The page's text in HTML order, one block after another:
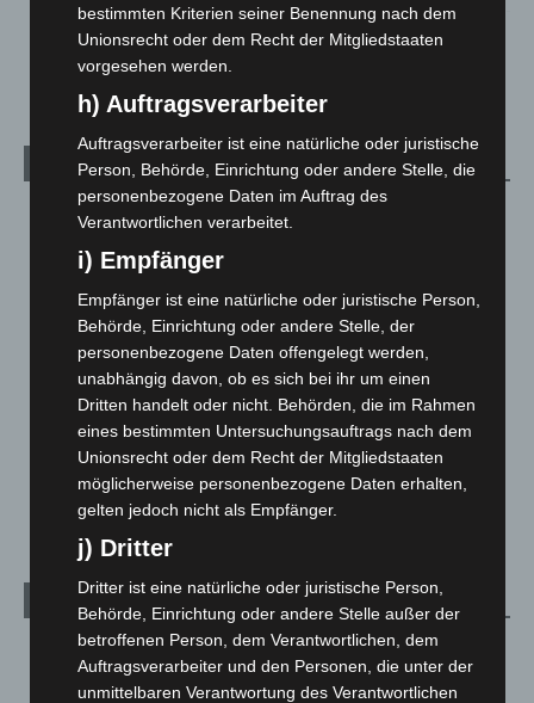
Celle: Mensch stirbt bei Bagger-Unfall auf Baustelle
5. August 2026
Kategorien
Blaulicht
Corona-News
Langenhagen und Ortsteile
Leserbriefe
Menschen
Über uns
Veranstaltungen
August 2026(14)
Juli 2026(73)
bestimmten Kriterien seiner Benennung nach dem
Unionsrecht oder dem Recht der Mitgliedstaaten
vorgesehen werden.
h) Auftragsverarbeiter
Auftragsverarbeiter ist eine natürliche oder juristische
Person, Behörde, Einrichtung oder andere Stelle, die
personenbezogene Daten im Auftrag des
Verantwortlichen verarbeitet.
i) Empfänger
Empfänger ist eine natürliche oder juristische Person,
Behörde, Einrichtung oder andere Stelle, der
personenbezogene Daten offengelegt werden,
unabhängig davon, ob es sich bei ihr um einen
Dritten handelt oder nicht. Behörden, die im Rahmen
eines bestimmten Untersuchungsauftrags nach dem
Unionsrecht oder dem Recht der Mitgliedstaaten
möglicherweise personenbezogene Daten erhalten,
gelten jedoch nicht als Empfänger.
j) Dritter
Dritter ist eine natürliche oder juristische Person,
Behörde, Einrichtung oder andere Stelle außer der
betroffenen Person, dem Verantwortlichen, dem
Auftragsverarbeiter und den Personen, die unter der
unmittelbaren Verantwortung des Verantwortlichen